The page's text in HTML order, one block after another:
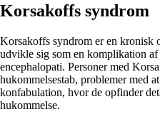
Korsakoffs syndrom
Korsakoffs syndrom er en kronisk
udvikle sig som en komplikation af
encephalopati. Personer med
hukommelsestab, problemer med
konfabulation, hvor de opfinder
hukommelse.